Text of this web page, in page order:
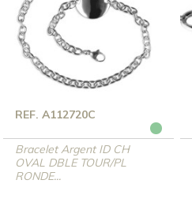
REF. A112720C
Bracelet Argent ID CH
OVAL DBLE TOUR/PL
RONDE...